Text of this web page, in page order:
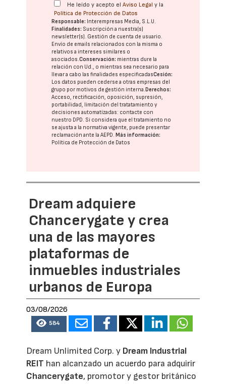
He leído y acepto elAviso Legal y la
Política de Protección de Datos
Responsable: Interempresas Media, S.L.U.
Finalidades: Suscripción a nuestra(s)
newsletter(s). Gestión de cuenta de usuario.
Envío de emails relacionados con la misma o
relativos a intereses similares o
asociados.Conservación: mientras dure la
relación con Ud., o mientras sea necesario para
llevar a cabo las finalidades especificadasCesión:
Los datos pueden cederse a otras empresas del
grupo por motivos de gestión interna.Derechos:
Acceso, rectificación, oposición, supresión,
portabilidad, limitación del tratatamiento y
decisiones automatizadas: contacte con
nuestro DPD. Si considera que el tratamiento no
se ajusta a la normativa vigente, puede presentar
reclamación ante laAEPD.Más información:
Política de Protección de Datos
Dream adquiere
Chancerygate y crea
una de las mayores
plataformas de
inmuebles industriales
urbanos de Europa
03/08/2026
584
Dream Unlimited Corp. y Dream Industrial
REIT han alcanzado un acuerdo para adquirir
Chancerygate, promotor y gestor británico